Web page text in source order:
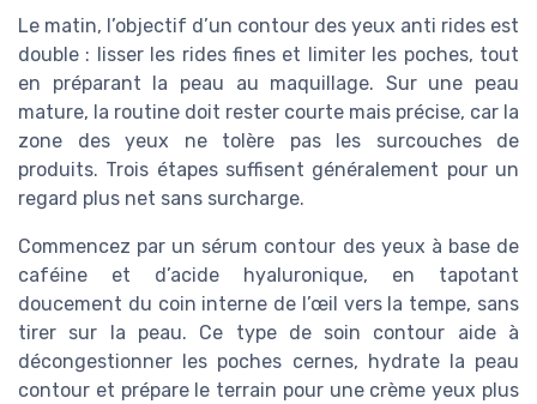
Le matin, l’objectif d’un contour des yeux anti rides est
double : lisser les rides fines et limiter les poches, tout
en préparant la peau au maquillage. Sur une peau
mature, la routine doit rester courte mais précise, car la
zone des yeux ne tolère pas les surcouches de
produits. Trois étapes suffisent généralement pour un
regard plus net sans surcharge.
Commencez par un sérum contour des yeux à base de
caféine et d’acide hyaluronique, en tapotant
doucement du coin interne de l’œil vers la tempe, sans
tirer sur la peau. Ce type de soin contour aide à
décongestionner les poches cernes, hydrate la peau
contour et prépare le terrain pour une crème yeux plus